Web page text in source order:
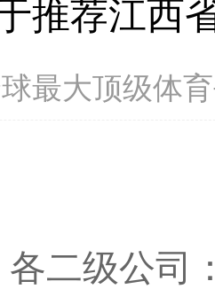
推荐江西
最大顶级体
二级公司